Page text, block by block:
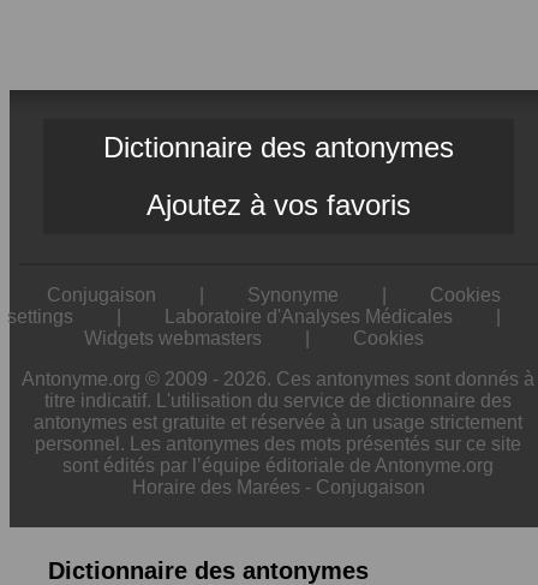
Dictionnaire des antonymes
Ajoutez à vos favoris
Conjugaison Synonyme
Cookies
settings
Laboratoire d'Analyses Médicales
Widgets webmasters
Cookies
Antonyme.org © 2009 - 2026. Ces antonymes sont donnés à
titre indicatif. L'utilisation du service de dictionnaire des
antonymes est gratuite et réservée à un usage strictement
personnel. Les antonymes des mots présentés sur ce site
sont édités par l’équipe éditoriale de Antonyme.org
Horaire des Marées - Conjugaison
Dictionnaire des antonymes